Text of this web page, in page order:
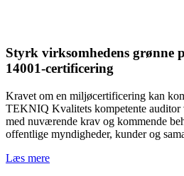
Styrk virksomhedens grønne
14001-certificering
Kravet om en miljøcertificering kan
TEKNIQ Kvalitets kompetente auditor
med nuværende krav og kommende
offentlige myndigheder, kunder og
Læs mere